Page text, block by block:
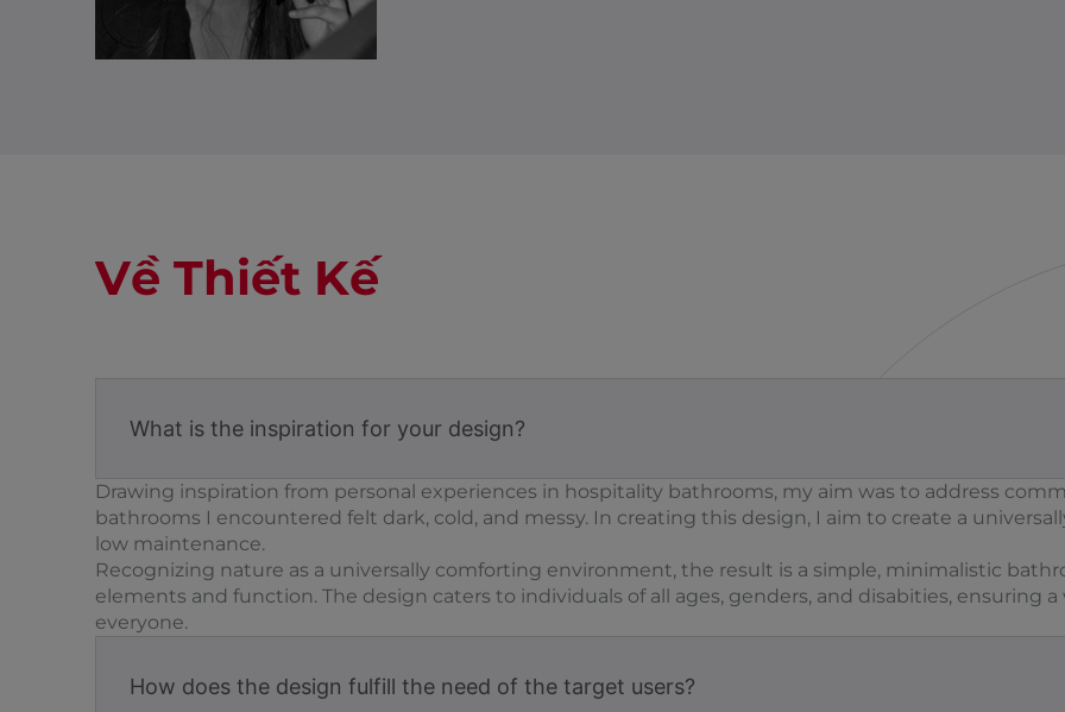
Về Thiết Kế
What is the inspiration for your design?
Drawing inspiration from personal experiences in hospitality bathrooms, my aim was to address
bathrooms I encountered felt dark, cold, and messy. In creating this design, I aim to create a
low maintenance.
Recognizing nature as a universally comforting environment, the result is a simple, minimalistic
elements and function. The design caters to individuals of all ages, genders, and disabities, ensuring
everyone.
How does the design fulfill the need of the target users?